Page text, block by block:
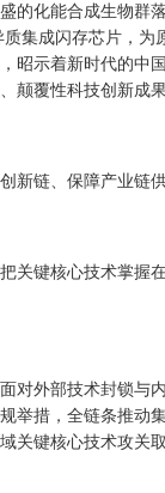
化能合成生物群
质集成闪存芯片，
昭示着新时代的中
颠覆性科技创新成
链、保障产业链
键核心技术掌握
外部技术封锁与
举措，全链条推动
关键核心技术攻关